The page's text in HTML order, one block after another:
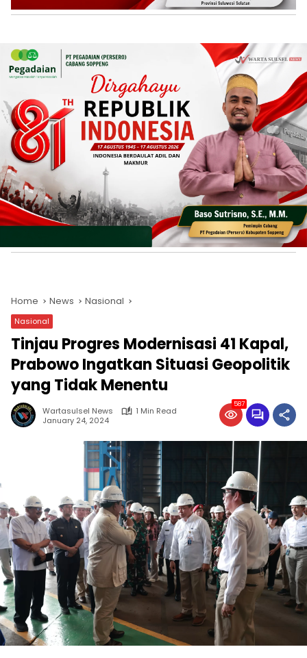
Home News Nasional
Nasional
Tinjau Progres Modernisasi 41 Kapal,
Prabowo Ingatkan Situasi Geopolitik
yang Tidak Menentu
Wartasulsel News
1 Min Read
January 24, 2024
587